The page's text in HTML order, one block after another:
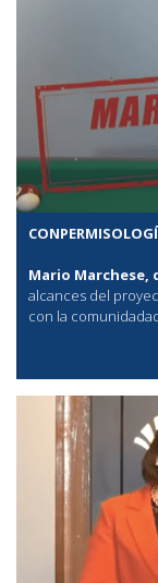
Mario Marchese,
alcances del
con la